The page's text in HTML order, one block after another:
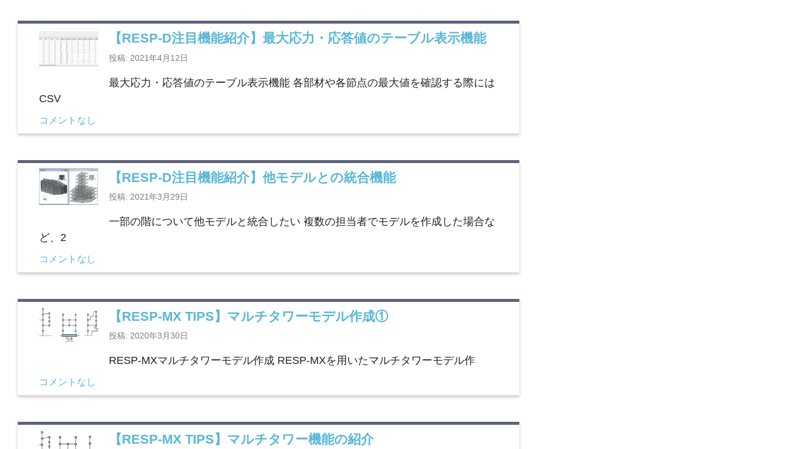
【RESP-D注目機能紹介】最大応力・応答値のテーブル表示機能
投稿: 2021年4月12日
最大応力・応答値のテーブル表示機能 各部材や各節点の最大値を確認する際には
CSV
コメントなし
【RESP-D注目機能紹介】他モデルとの統合機能
投稿: 2021年3月29日
一部の階について他モデルと統合したい 複数の担当者でモデルを作成した場合な
ど、2
コメントなし
【RESP-MX TIPS】マルチタワーモデル作成①
投稿: 2020年3月30日
RESP-MXマルチタワーモデル作成 RESP-MXを用いたマルチタワーモデル作
コメントなし
【RESP-MX TIPS】マルチタワー機能の紹介